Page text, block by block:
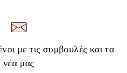
με τις συμβουλές και τα
νέα μας